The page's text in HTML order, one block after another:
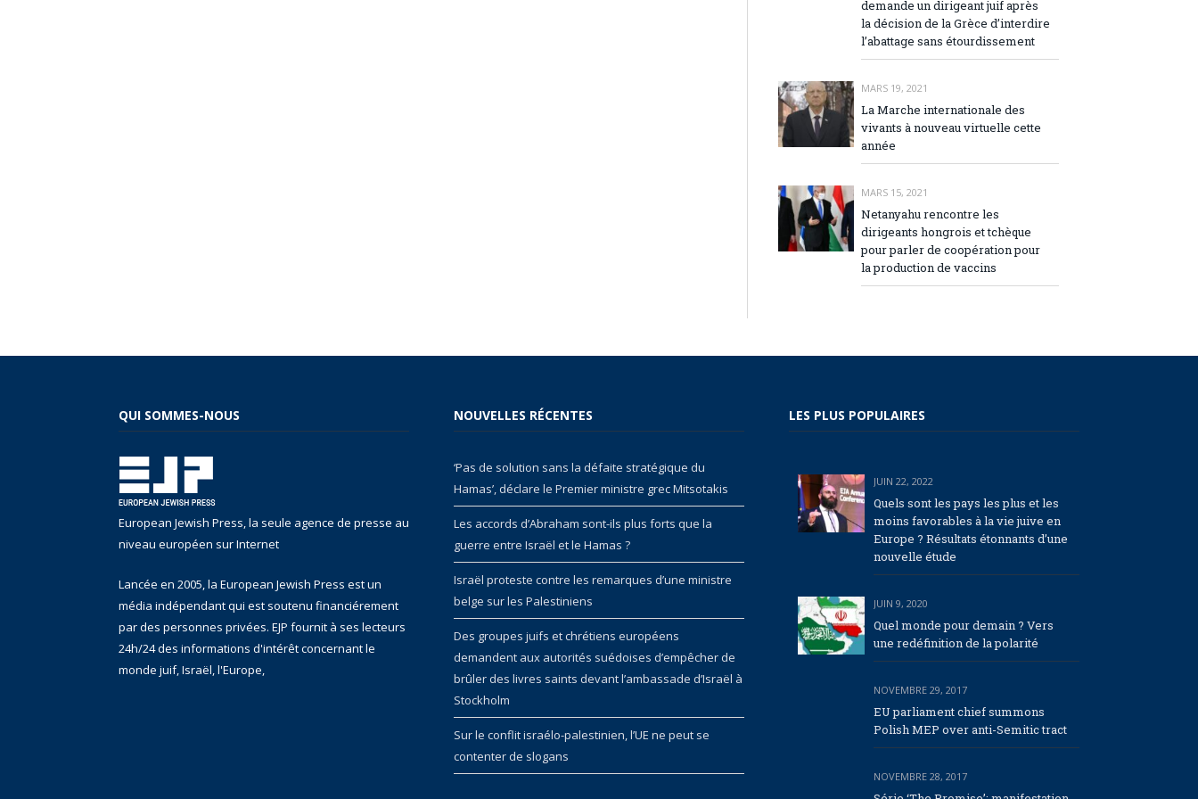
demande un dirigeant juif après
la décision de la Grèce d’interdire
l’abattage sans étourdissement
MARS 19, 2021
La Marche internationale des
vivants à nouveau virtuelle cette
année
MARS 15, 2021
Netanyahu rencontre les
dirigeants hongrois et tchèque
pour parler de coopération pour
la production de vaccins
QUI SOMMES-NOUS
European Jewish Press, la seule agence de presse au
niveau européen sur Internet
Lancée en 2005, la European Jewish Press est un
média indépendant qui est soutenu financiérement
par des personnes privées. EJP fournit à ses lecteurs
24h/24 des informations d'intérêt concernant le
monde juif, Israël, l'Europe,
NOUVELLES RÉCENTES
‘Pas de solution sans la défaite stratégique du
Hamas’, déclare le Premier ministre grec Mitsotakis
Les accords d’Abraham sont-ils plus forts que la
guerre entre Israël et le Hamas ?
Israël proteste contre les remarques d’une ministre
belge sur les Palestiniens
Des groupes juifs et chrétiens européens
demandent aux autorités suédoises d’empêcher de
brûler des livres saints devant l’ambassade d’Israël à
Stockholm
Sur le conflit israélo-palestinien, l’UE ne peut se
contenter de slogans
LES PLUS POPULAIRES
JUIN 22, 2022
Quels sont les pays les plus et les
moins favorables à la vie juive en
Europe ? Résultats étonnants d’une
nouvelle étude
JUIN 9, 2020
Quel monde pour demain ? Vers
une redéfinition de la polarité
NOVEMBRE 29, 2017
EU parliament chief summons
Polish MEP over anti-Semitic tract
NOVEMBRE 28, 2017